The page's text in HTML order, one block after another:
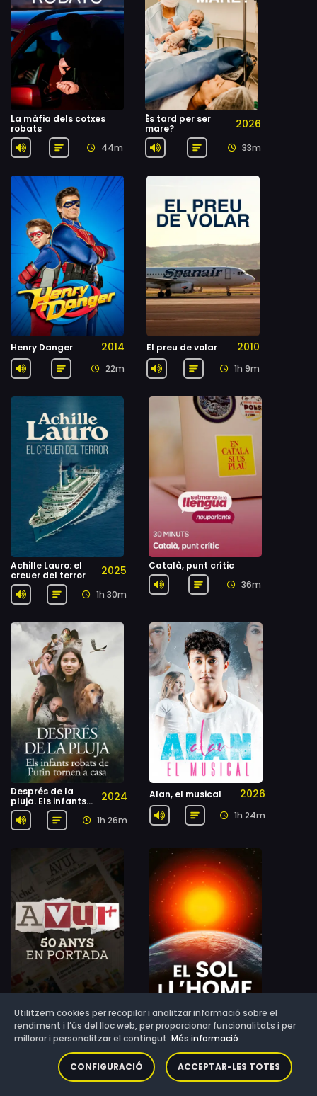
La màfia dels cotxes
robats
44m
És tard per ser
mare?
2026
33m
Henry Danger 2014
22m
El preu de volar 2010
1h 9m
Achille Lauro: el
creuer del terror
2025
1h 30m
Català, punt crític
36m
Després de la
pluja. Els infants
robats de Putin
tornen a casa
2024
1h 26m
Alan, el musical 2026
1h 24m
Avui: 50 anys en
portada
2026 El Sol i l'home
Utilitzem cookies per recopilar i analitzar informació sobre el
rendiment i l’ús del lloc web, per proporcionar funcionalitats i per
millorar i personalitzar el contingut. Més informació
CONFIGURACIÓ ACCEPTAR-LES TOTES